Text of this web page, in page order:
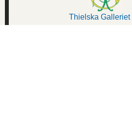
Thielska Galleriet